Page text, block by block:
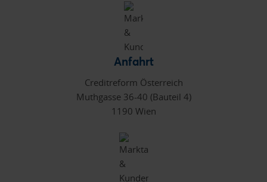
Anfahrt
Creditreform Österreich
Muthgasse 36-40 (Bauteil 4)
1190 Wien